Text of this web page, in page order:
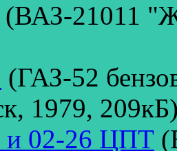
(ВАЗ-21011
(ГАЗ-52
1979,
02-26 ЦПТ